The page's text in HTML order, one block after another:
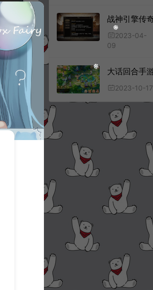
2023-04-
09
2023-10-17